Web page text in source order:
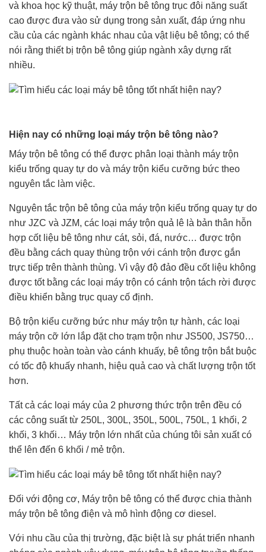
và khoa học kỹ thuật, máy trộn bê tông trục đôi năng suất
cao được đưa vào sử dụng trong sản xuất, đáp ứng nhu
cầu của các ngành khác nhau của vật liệu bê tông; có thể
nói rằng thiết bị trộn bê tông giúp ngành xây dựng rất
nhiều.
Hiện nay có những loại máy trộn bê tông nào?
Máy trộn bê tông có thể được phân loại thành máy trộn
kiểu trống quay tự do và máy trộn kiểu cưỡng bức theo
nguyên tắc làm việc.
Nguyên tắc trộn bê tông của máy trộn kiểu trống quay tự do
như JZC và JZM, các loại máy trộn quả lê là bản thân hỗn
hợp cốt liệu bê tông như cát, sỏi, đá, nước… được trộn
đều bằng cách quay thùng trộn với cánh trộn được gắn
trực tiếp trên thành thùng. Vì vậy độ đảo đều cốt liệu không
được tốt bằng các loại máy trộn có cánh trộn tách rời được
điều khiển bằng trục quay cố định.
Bộ trộn kiểu cưỡng bức như máy trộn tự hành, các loại
máy trộn cỡ lớn lắp đặt cho trạm trộn như JS500, JS750…
phụ thuộc hoàn toàn vào cánh khuấy, bê tông trộn bắt buộc
có tốc độ khuấy nhanh, hiệu quả cao và chất lượng trộn tốt
hơn.
Tất cả các loại máy của 2 phương thức trộn trên đều có
các công suất từ 250L, 300L, 350L, 500L, 750L, 1 khối, 2
khối, 3 khối… Máy trộn lớn nhất của chúng tôi sản xuất có
thể lên đến 6 khối / mẻ trộn.
Đối với động cơ, Máy trộn bê tông có thể được chia thành
máy trộn bê tông điện và mô hình động cơ diesel.
Với nhu cầu của thị trường, đặc biệt là sự phát triển nhanh